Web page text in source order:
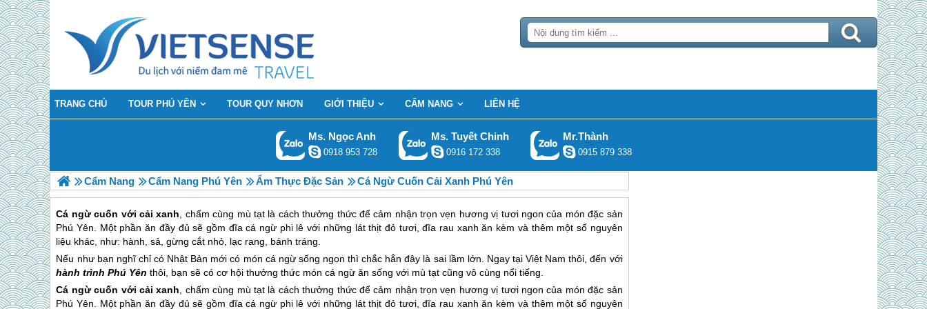
TRANG CHỦ TOUR PHÚ YÊN TOUR QUY NHƠN GIỚI THIỆU CẨM NANG LIÊN HỆ
Ms. Ngọc Anh
0918 953 728
Ms. Tuyết Chinh
0916 172 338
Mr.Thành
0915 879 338
Cẩm Nang Cẩm Nang Phú Yên Ẩm Thực Đặc Sản Cá Ngừ Cuốn Cải Xanh Phú Yên
Cá ngừ cuốn với cải xanh, chấm cùng mù tạt là cách thưởng thức để cảm nhận trọn vẹn hương vị tươi ngon của mónđặc sản
Phú Yên. Một phần ăn đầy đủ sẽ gồm đĩa cá ngừ phi lê với những lát thịt đỏ tươi, đĩa rau xanh ăn kèm và thêm một số nguyên
liệu khác, như: hành, sả, gừng cắt nhỏ, lạc rang, bánh tráng.
Nếu như bạn nghĩ chỉ có Nhật Bản mới có món cá ngừ sống ngon thì chắc hẳn đây là sai lầm lớn. Ngay tại Việt Nam thôi, đến với
hành trìnhPhú Yên thôi, bạn sẽ có cơ hội thưởng thức món cá ngừ ăn sống với mù tạt cũng vô cùng nổi tiếng.
Cá ngừ cuốn với cải xanh, chấm cùng mù tạt là cách thưởng thức để cảm nhận trọn vẹn hương vị tươi ngon của món đặc sản
Phú Yên. Một phần ăn đầy đủ sẽ gồm đĩa cá ngừ phi lê với những lát thịt đỏ tươi, đĩa rau xanh ăn kèm và thêm một số nguyên